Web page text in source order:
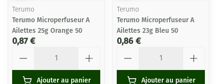
Terumo
Terumo Microperfuseur A
Ailettes 25g Orange 50
0,87 €
Ajouter au panier
Terumo
Terumo Microperfuseur A
Ailettes 23g Bleu 50
0,86 €
Ajouter au panier